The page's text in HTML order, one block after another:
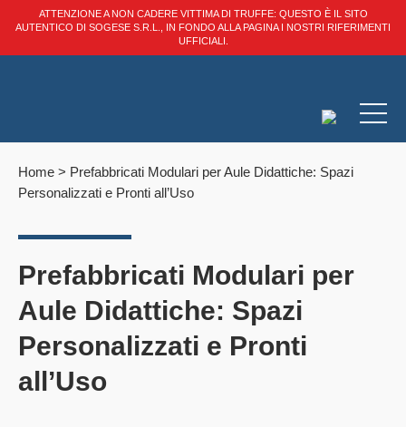
ATTENZIONE A NON CADERE VITTIMA DI TRUFFE: QUESTO È IL SITO
AUTENTICO DI SOGESE S.R.L., IN FONDO ALLA PAGINA I NOSTRI RIFERIMENTI
UFFICIALI.
Home > Prefabbricati Modulari per Aule Didattiche: Spazi
Personalizzati e Pronti all’Uso
Prefabbricati Modulari per
Aule Didattiche: Spazi
Personalizzati e Pronti
all’Uso